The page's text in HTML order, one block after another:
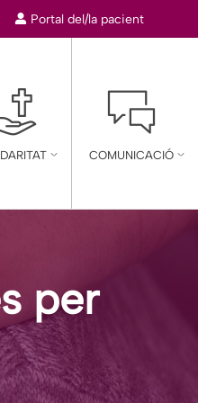
Portal del/la pacient
COMUNICACIÓ
per